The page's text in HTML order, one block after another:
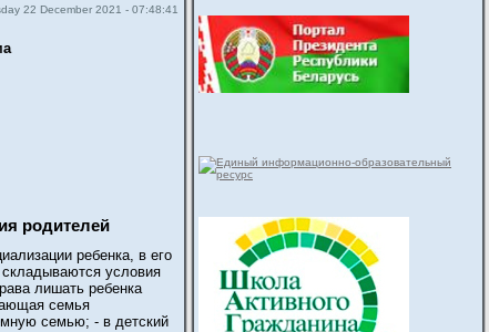
22 December 2021 - 07:48:41
родителей
ребенка, в его
условия
лишать ребенка
семья
семью; - в детский